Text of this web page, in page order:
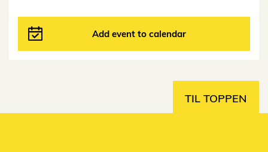
Add event to calendar
TIL TOPPEN